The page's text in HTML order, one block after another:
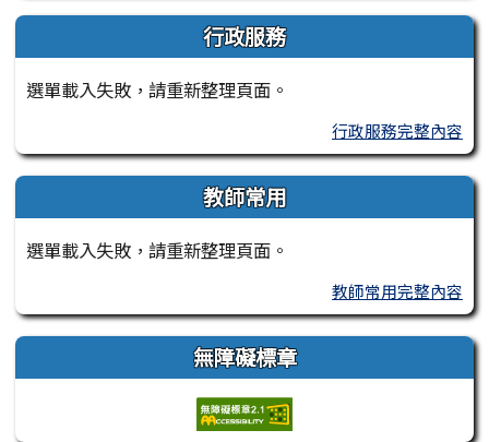
行政服務
選單載入失敗，請重新整理頁面。
行政服務完整內容
教師常用
選單載入失敗，請重新整理頁面。
教師常用完整內容
無障礙標章